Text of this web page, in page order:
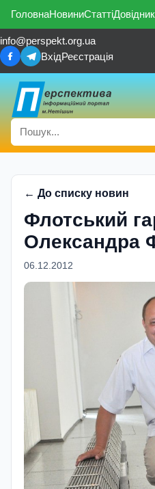
ГоловнаНовиниСтаттіДовідник
info@perspekt.org.ua
ВхідРеєстрація
← До списку новин
Флотський
Олександра
06.12.2012